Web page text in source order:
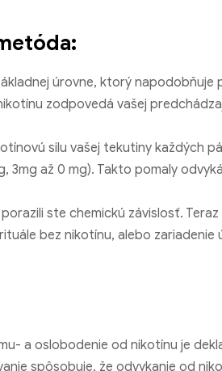
úrovne, ktorý napodobňuje
zodpovedá vašej
silu vašej tekutiny každých
3mg až 0 mg). Takto pomaly
ste chemickú závislosť.
bez nikotínu, alebo zariadenie
a oslobodenie od nikotínu je
spôsobuje, že odvykanie od